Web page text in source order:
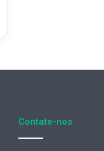
Contate-nos